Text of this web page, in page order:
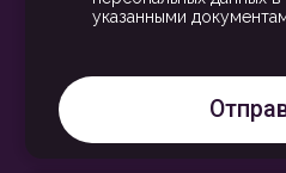
+7 926 812 7721
Arkaimskaya.e@mirdecoland.ru
Kasterskaya.i@mirdecoland.ru